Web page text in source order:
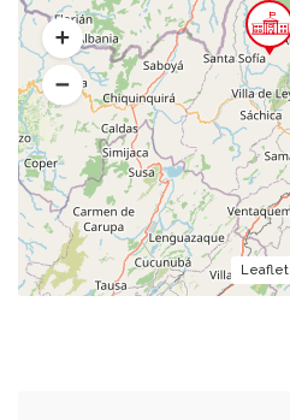
Leaflet